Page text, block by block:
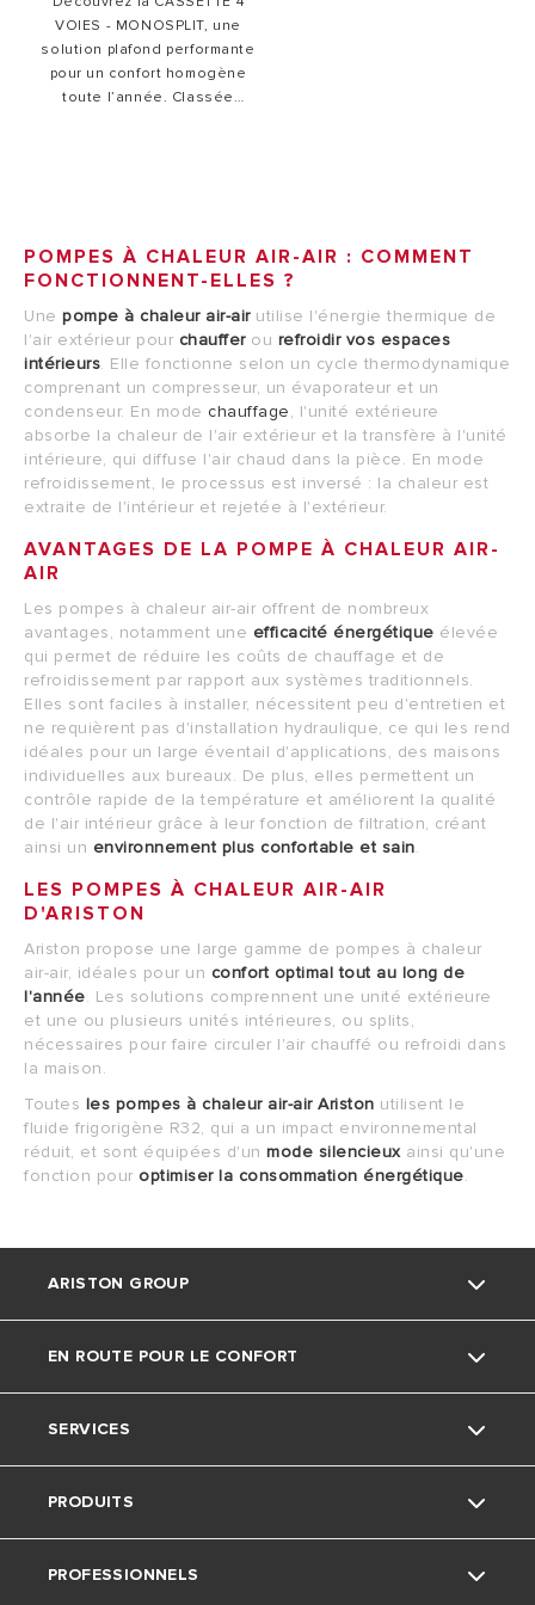
CLIMA.
VOIES - MONOSPLIT, une
solution plafond performante
pour un confort homogène
toute l’année. Classée
intègre une pompe de
relevage, la technologie 3D
Inverter et peut être pilotée
via l’appli ARISTON CLIMA
avec la télécommande filaire
dédiée. Fonctionnement
fiable de -20°C à +50°C avec
réfrigérant R32.
POMPES À CHALEUR AIR-AIR : COMMENT
FONCTIONNENT-ELLES ?
Une pompe à chaleur air-airutilise l'énergie thermique de
l'air extérieur pour chaufferou refroidir vos espaces
intérieurs. Elle fonctionne selon un cycle thermodynamique
comprenant un compresseur, un évaporateur et un
condenseur. En mode chauffage, l'unité extérieure
absorbe la chaleur de l'air extérieur et la transfère à l'unité
intérieure, qui diffuse l'air chaud dans la pièce. En mode
refroidissement, le processus est inversé : la chaleur est
extraite de l'intérieur et rejetée à l'extérieur.
AVANTAGES DE LA POMPE À CHALEUR AIR-
AIR
Les pompes à chaleur air-air offrent de nombreux
avantages, notamment une efficacité énergétique élevée
qui permet de réduire les coûts de chauffage et de
refroidissement par rapport aux systèmes traditionnels.
Elles sont faciles à installer, nécessitent peu d'entretien et
ne requièrent pas d'installation hydraulique, ce qui les rend
idéales pour un large éventail d'applications, des maisons
individuelles aux bureaux. De plus, elles permettent un
contrôle rapide de la température et améliorent la qualité
de l'air intérieur grâce à leur fonction de filtration, créant
ainsi un environnement plus confortable et sain.
LES POMPES À CHALEUR AIR-AIR
D'ARISTON
Ariston propose une large gamme de pompes à chaleur
air-air, idéales pour un confort optimal tout au long de
l'année. Les solutions comprennent une unité extérieure
et une ou plusieurs unités intérieures, ou splits,
nécessaires pour faire circuler l'air chauffé ou refroidi dans
la maison.
Toutes les pompes à chaleur air-air Ariston utilisent le
fluide frigorigène R32, qui a un impact environnemental
réduit, et sont équipées d'un mode silencieux ainsi qu'une
fonction pour optimiser la consommation énergétique.
ARISTON GROUP
La marque Ariston
Le groupe
Nous rejoindre
EN ROUTE POUR LE CONFORT
Actu
Ariston avec nous
Conseils
SERVICES
Service consommateurs
Avis Important: Chauffe-Eau Électriques
PRODUITS
Je chauffe ma maison
PROFESSIONNELS